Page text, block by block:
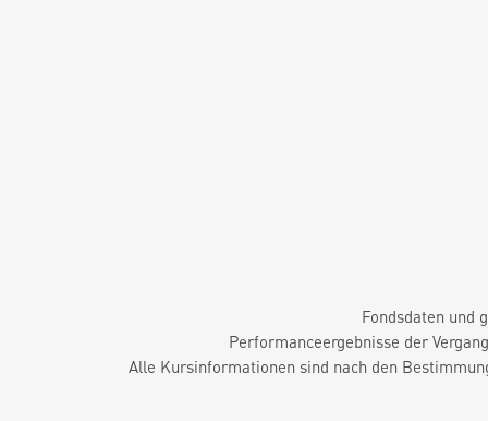
Fondsdaten und
Performanceergebnisse der
Alle Kursinformationen sind nach den